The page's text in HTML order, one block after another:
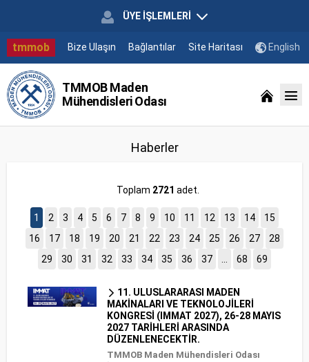
ÜYE İŞLEMLERİ
tmmob Bize Ulaşın Bağlantılar Site Haritası English
TMMOB Maden
Mühendisleri Odası
Haberler
Toplam 2721 adet.
1 2 3 4 5 6 7 8 9 10 11 12 13 14
15
16
17 18 19 20 21 22 23 24 25 26 27
28
29
30 31 32 33 34 35 36 37 68 69
11. ULUSLARARASI MADEN
MAKİNALARI VE TEKNOLOJİLERİ
KONGRESİ (IMMAT 2027), 26-28 MAYIS
2027 TARİHLERİ ARASINDA
DÜZENLENECEKTİR.
TMMOB Maden Mühendisleri Odası